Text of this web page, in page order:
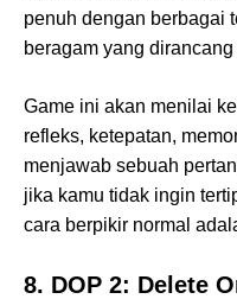
penuh dengan berbagai
beragam yang
Game ini akan menilai
refleks, ketepatan,
menjawab sebuah
jika kamu tidak ingin
cara berpikir normal
8. DOP 2: Delete